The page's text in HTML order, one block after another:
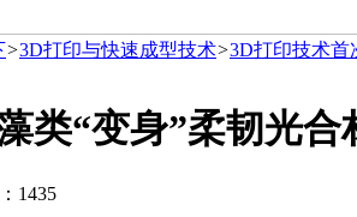
>3D打印与快速成型技术>3D打印技术首
类“变身”柔韧光合
1435